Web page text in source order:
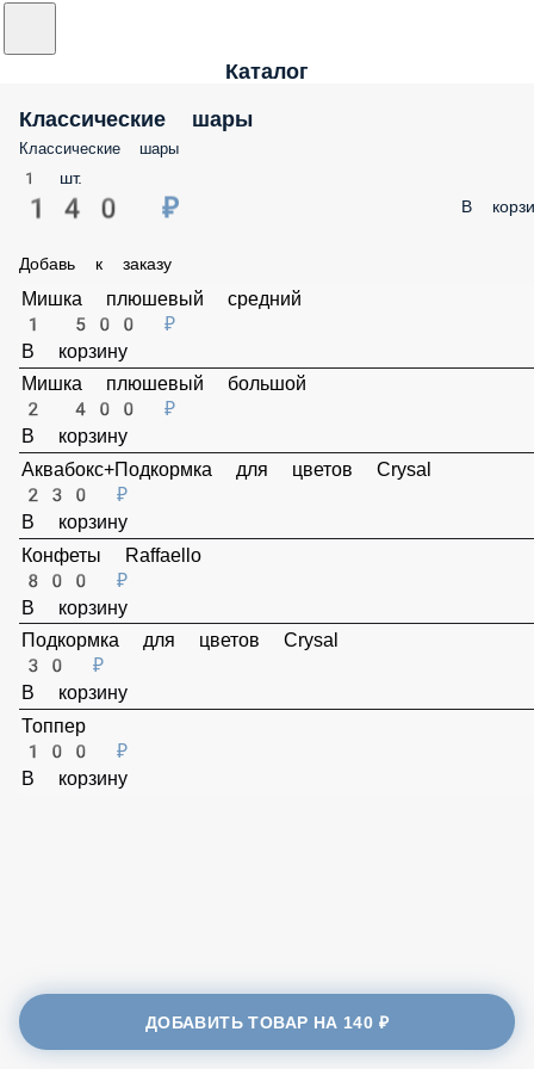
Каталог
Классические шары
Классические шары
1 шт.
140 ₽ В
Добавь к заказу
Мишка плюшевый средний
1 500 ₽
В корзину
Мишка плюшевый большой
2 400 ₽
В корзину
Аквабокс+Подкормка для цветов Crysal
230 ₽
В корзину
Конфеты Raffaello
800 ₽
В корзину
Подкормка для цветов Crysal
30 ₽
В корзину
ДОБАВИТЬ ТОВАР НА 140 ₽